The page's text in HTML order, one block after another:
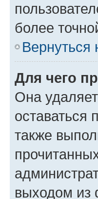
более
Вернуться
Для чего
Она
также
выходом из